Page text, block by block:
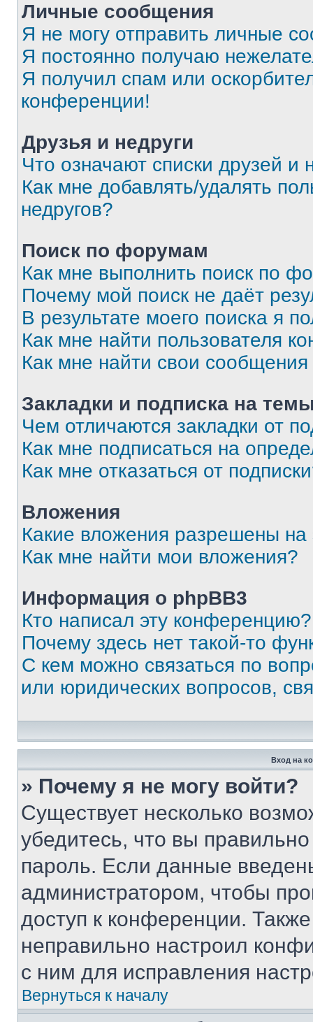
Личные сообщения
Я не могу отправить личные
Я постоянно получаю
Я получил спам или
конференции!
Друзья и недруги
Что означают списки друзей и
Как мне добавлять/удалять
недругов?
Поиск по форумам
Как мне выполнить поиск по
Почему мой поиск не даёт
В результате моего поиска я
Как мне найти пользователя
Как мне найти свои
Закладки и подписка на
Чем отличаются закладки от
Как мне подписаться на
Как мне отказаться от
Вложения
Какие вложения разрешены
Как мне найти мои вложения?
Информация о phpBB3
Кто написал эту конференцию?
Почему здесь нет такой-то
С кем можно связаться по
или юридических вопросов,
Вход на
» Почему я не могу войти?
Существует несколько
убедитесь, что вы
пароль. Если данные
администратором, чтобы
доступ к конференции.
неправильно настроил
с ним для исправления
Вернуться к началу